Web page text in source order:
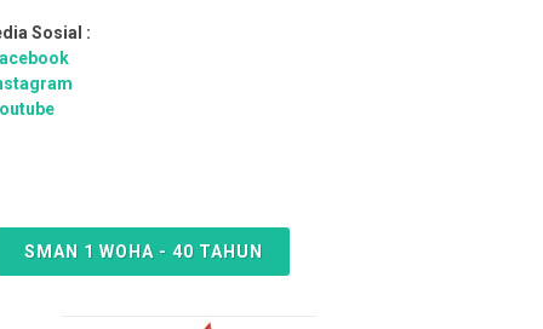
Sosial :
SMAN 1 WOHA - 40 TAHUN